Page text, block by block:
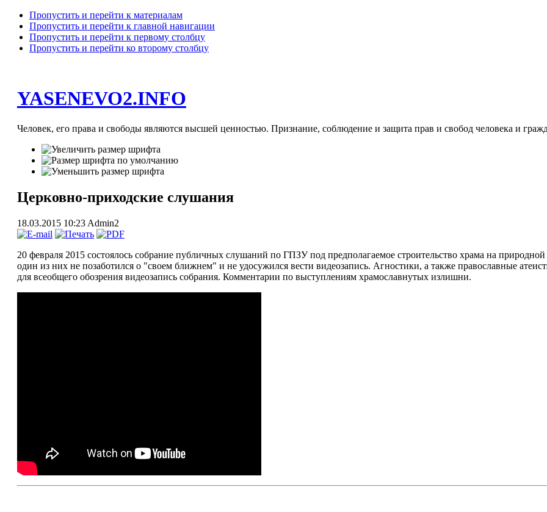
Пропустить и перейти к материалам
Пропустить и перейти к главной навигации
Пропустить и перейти к первому столбцу
Пропустить и перейти ко второму столбцу
YASENEVO2.INFO
Человек, его права и свободы являются высшей ценностью. Признание, соблюдение и защита прав и свобод человека и
Церковно-приходские слушания
18.03.2015 10:23 Admin2
20 февраля 2015 состоялось собрание публичных слушаний по ГПЗУ под предполагаемое строительство храма на
один из них не позаботился о "своем ближнем" и не удосужился вести видеозапись. Агностики, а также православные
для всеобщего обозрения видеозапись собрания. Комментарии по выступлениям храмославнутых излишни.